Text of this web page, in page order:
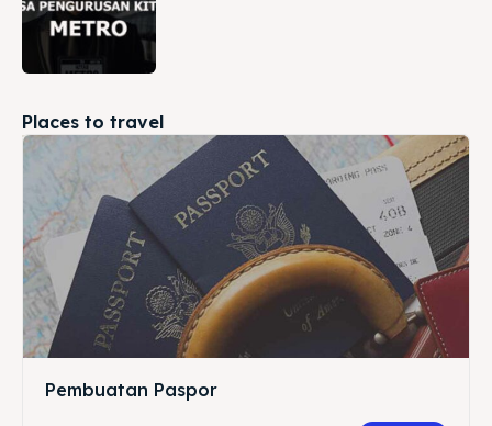
Places to travel
Pembuatan Paspor